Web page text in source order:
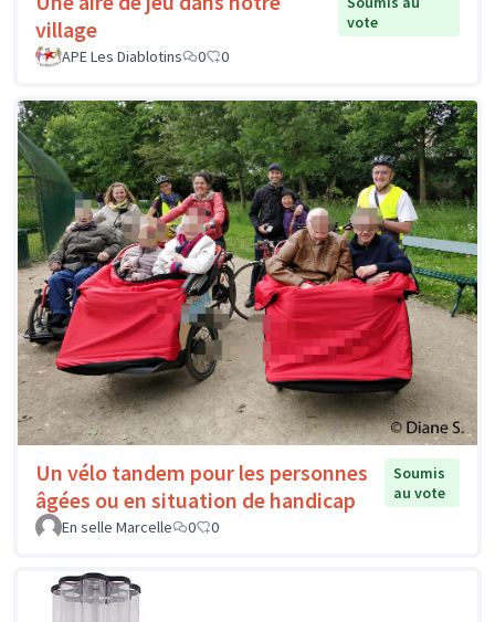
village
vote
APE Les Diablotins
0 0
Un vélo tandem pour les personnes
âgées ou en situation de handicap
Soumis
au vote
En selle Marcelle
0 0